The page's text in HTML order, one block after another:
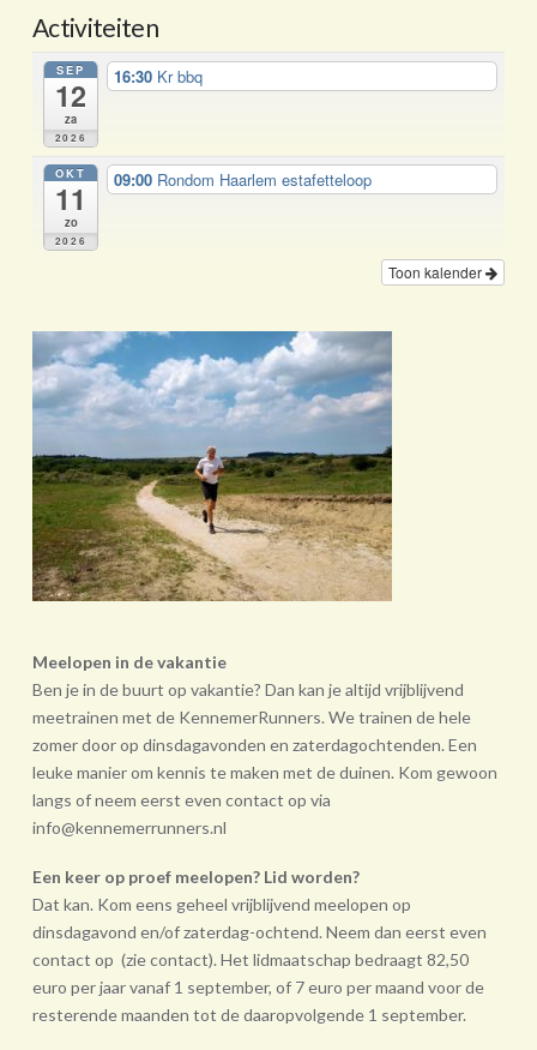
Activiteiten
SEP
12
za
2026
16:30 Kr bbq
OKT
11
zo
2026
09:00 Rondom Haarlem estafetteloop
Toon kalender
Meelopen in de vakantie
Ben je in de buurt op vakantie? Dan kan je altijd vrijblijvend
meetrainen met de KennemerRunners. We trainen de hele
zomer door op dinsdagavonden en zaterdagochtenden. Een
leuke manier om kennis te maken met de duinen. Kom gewoon
langs of neem eerst even contact op via
info@kennemerrunners.nl
Een keer op proef meelopen? Lid worden?
Dat kan. Kom eens geheel vrij­blijvend meelopen op
dinsdagavond en/of zaterdag-ochtend. Neem dan eerst even
contact op (zie contact). Het lidmaatschap bedraagt 82,50
euro per jaar vanaf 1 september, of 7 euro per maand voor de
resterende maanden tot de daarop­volgende 1 september.